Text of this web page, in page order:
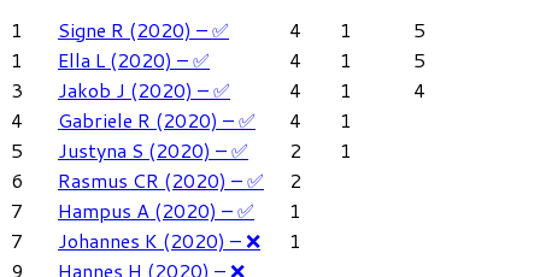
1
Signe R (2020) – ✅ 4 1
5
1
Ella L (2020) – ✅ 4 1
5
3
Jakob J (2020) – ✅ 4 1
4
4
Gabriele R (2020) – ✅ 4
1
5
Justyna S (2020) – ✅ 2
1
6
Rasmus CR (2020) – ✅
2
7
Hampus A (2020) – ✅
1
7
Johannes K (2020) – ❌
1
9
Hannes H (2020) – ❌